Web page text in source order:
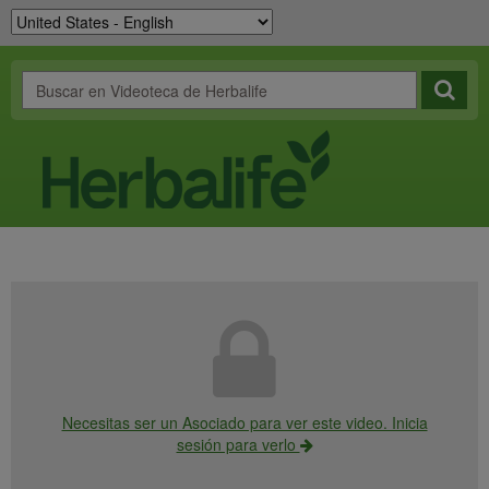
Necesitas ser un Asociado para ver este video. Inicia
sesión para verlo